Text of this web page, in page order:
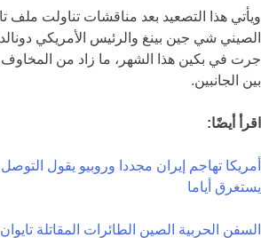
ويأتي هذا التصعيد بعد مناقشات تناولت ملف
الصيني شي جين بينغ والرئيس الأمريكي
جرت في بكين هذا الشهر، ما زاد من المخاوف
بين الجانبين.
اقرأ أيضًا:
أمريكا تهاجم إيران مجددا وروبيو يقول
يستغرق أياما
السفن الحربية الصين الطائرات المقاتلة تايوان